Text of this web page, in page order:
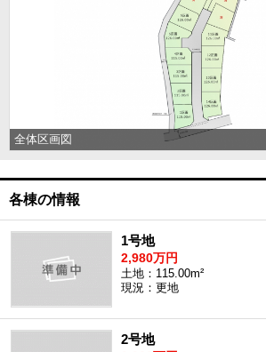
全体区画図
各棟の情報
1号地
2,980万円
土地：115.00m²
現況：更地
2号地